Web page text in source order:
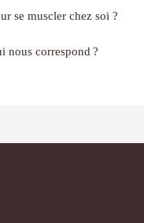
se muscler chez soi ?
nous correspond ?